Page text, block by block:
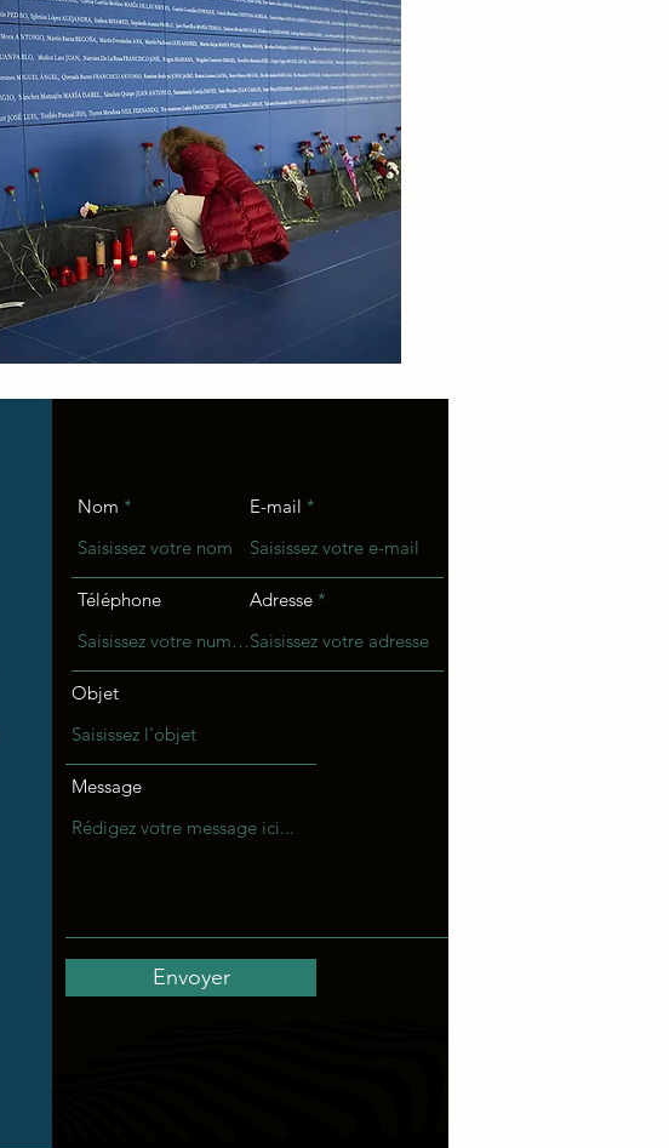
Nom E-mail
Téléphone Adresse
Objet
Message
Envoyer